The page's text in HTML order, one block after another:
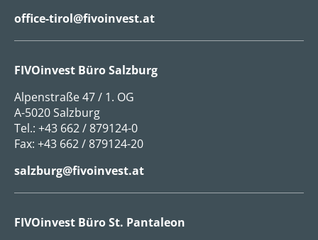
office-tirol@fivoinvest.at
FIVOinvest Büro Salzburg
Alpenstraße 47 / 1. OG
A-5020 Salzburg
Tel.: +43 662 / 879124-0
Fax: +43 662 / 879124-20
salzburg@fivoinvest.at
FIVOinvest Büro St. Pantaleon